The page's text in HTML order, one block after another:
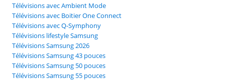
Télévisions avec Ambient Mode
Télévisions avec Boitier One Connect
Télévisions avec Q-Symphony
Télévisions lifestyle Samsung
Télévisions Samsung 2026
Télévisions Samsung 43 pouces
Télévisions Samsung 50 pouces
Télévisions Samsung 55 pouces